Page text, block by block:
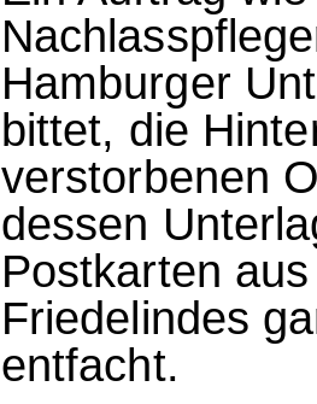
Hamburger
bittet, die
verstorbenen
dessen
Postkarten
Friedelindes
entfacht.